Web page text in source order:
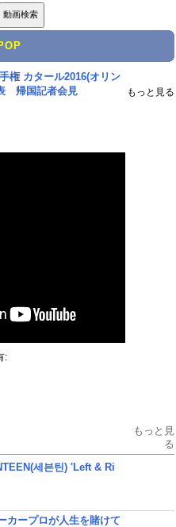
権 カタール2016(オリン
帰国記者会見
もっと見る
:
もっと見
る
세븐틴) 'Left & Ri
カープロが人生を賭けて